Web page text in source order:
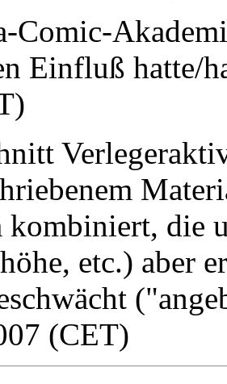
Comic-
Einfluß hatte/
die
etc.) aber
(CET)